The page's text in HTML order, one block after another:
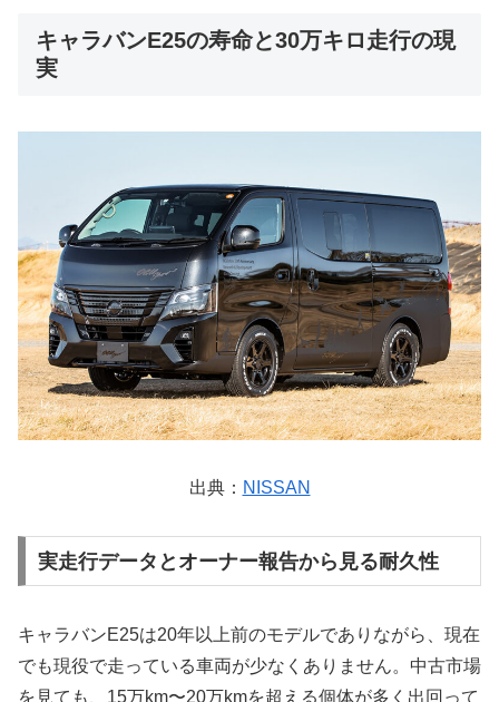
キャラバンE25の寿命と30万キロ走行の現
実
出典： NISSAN
実走行データとオーナー報告から見る耐久性
キャラバンE25は20年以上前のモデルでありながら、現在
でも現役で走っている車両が少なくありません。中古市場
を見ても、15万km〜20万kmを超える個体が多く出回って